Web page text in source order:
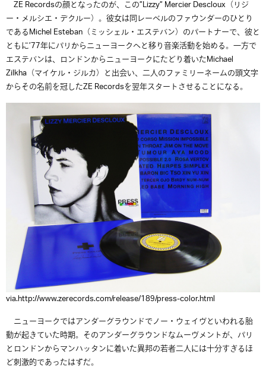
ZE Recordsの顔となったのが、この”Lizzy” Mercier Descloux（リジ
ー・メルシエ・デクルー）。彼女は同レーベルのファウンダーのひとり
であるMichel Esteban（ミッシェル・エステバン）のパートナーで、彼と
ともに’77年にパリからニューヨークへと移り音楽活動を始める。一方で
エステバンは、ロンドンからニューヨークにたどり着いたMichael
Zilkha（マイケル・ジルカ）と出会い、二人のファミリーネームの頭文字
からその名前を冠したZE Recordsを翌年スタートさせることになる。
via.http://www.zerecords.com/release/189/press-color.html
ニューヨークではアンダーグラウンドでノー・ウェイヴといわれる胎
動が起きていた時期。そのアンダーグラウンドなムーヴメントが、パリ
とロンドンからマンハッタンに着いた異邦の若者二人には十分すぎるほ
ど刺激的であったはずだ。